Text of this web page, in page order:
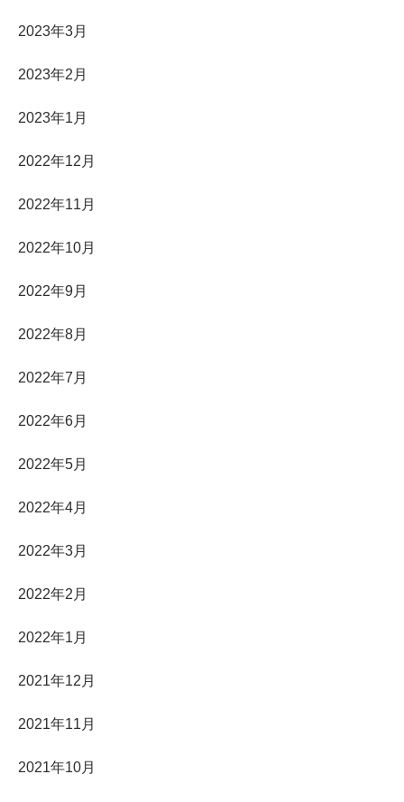
2023年3月
2023年2月
2023年1月
2022年12月
2022年11月
2022年10月
2022年9月
2022年8月
2022年7月
2022年6月
2022年5月
2022年4月
2022年3月
2022年2月
2022年1月
2021年12月
2021年11月
2021年10月